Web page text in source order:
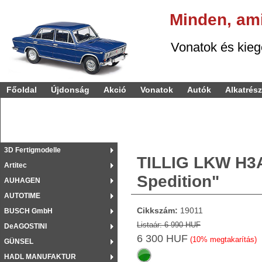
Minden,
Vonatok és
Főoldal Újdonság Akció Vonatok Autók
3D Fertigmodelle
Artitec
AUHAGEN
AUTOTIME
BUSCH GmbH
DeAGOSTINI
GÜNSEL
HADL MANUFAKTUR
TILLIG LKW
Spedition"
Cikkszám: 19011
Listaár: 6 990 HUF
6 300 HUF (10% megtakarítás)